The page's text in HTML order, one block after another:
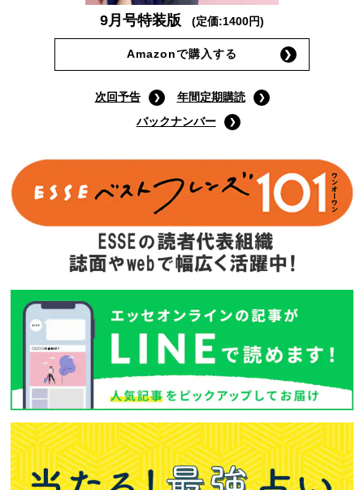
9月号特装版 (定価:1400円)
Amazonで購入する
次回予告
年間定期購読
バックナンバー